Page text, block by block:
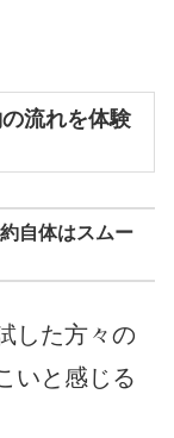
流れを体験
自体はスムー
した方々の
いと感じる